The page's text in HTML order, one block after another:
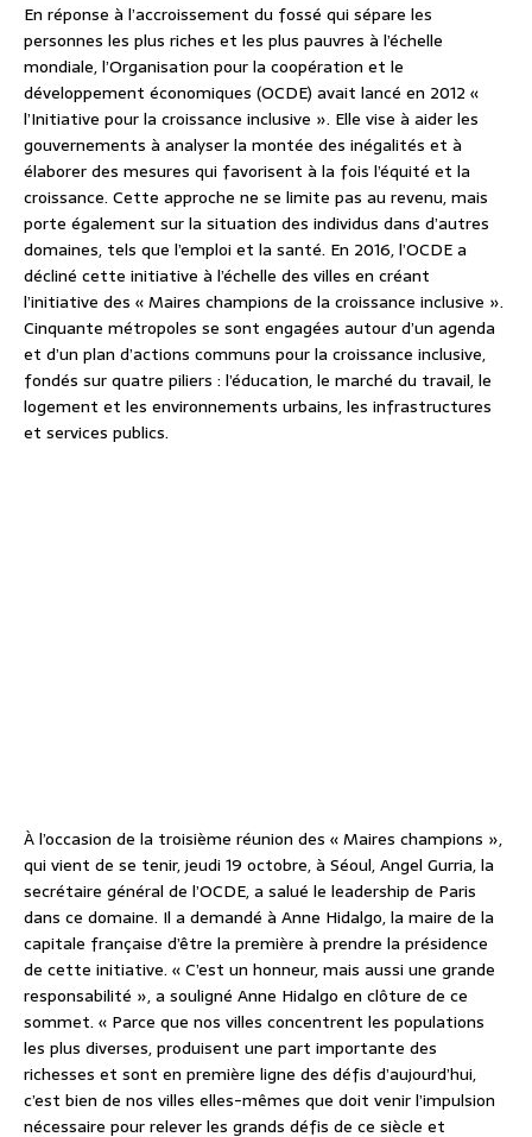
En réponse à l’accroissement du fossé qui sépare les
personnes les plus riches et les plus pauvres à l’échelle
mondiale, l’Organisation pour la coopération et le
développement économiques (OCDE) avait lancé en 2012 «
l’Initiative pour la croissance inclusive ». Elle vise à aider les
gouvernements à analyser la montée des inégalités et à
élaborer des mesures qui favorisent à la fois l’équité et la
croissance. Cette approche ne se limite pas au revenu, mais
porte également sur la situation des individus dans d’autres
domaines, tels que l’emploi et la santé. En 2016, l’OCDE a
décliné cette initiative à l’échelle des villes en créant
l’initiative des « Maires champions de la croissance inclusive ».
Cinquante métropoles se sont engagées autour d’un agenda
et d’un plan d’actions communs pour la croissance inclusive,
fondés sur quatre piliers : l’éducation, le marché du travail, le
logement et les environnements urbains, les infrastructures
et services publics.
À l’occasion de la troisième réunion des « Maires champions »,
qui vient de se tenir, jeudi 19 octobre, à Séoul, Angel Gurria, la
secrétaire général de l’OCDE, a salué le leadership de Paris
dans ce domaine. Il a demandé à Anne Hidalgo, la maire de la
capitale française d’être la première à prendre la présidence
de cette initiative. « C’est un honneur, mais aussi une grande
responsabilité », a souligné Anne Hidalgo en clôture de ce
sommet. « Parce que nos villes concentrent les populations
les plus diverses, produisent une part importante des
richesses et sont en première ligne des défis d’aujourd’hui,
c’est bien de nos villes elles-mêmes que doit venir l’impulsion
nécessaire pour relever les grands défis de ce siècle et